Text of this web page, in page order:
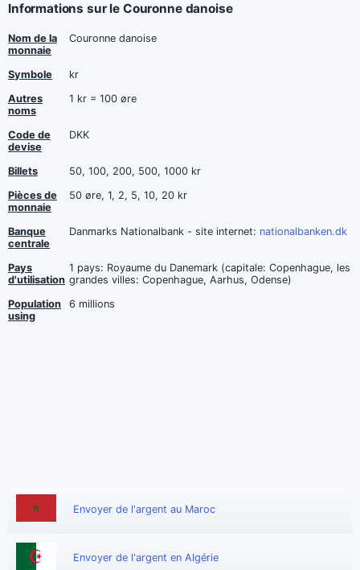
Informations sur le Couronne danoise
Nom de la
monnaie
Couronne danoise
Symbole
kr
Autres
noms
1 kr = 100 øre
Code de
devise
DKK
Billets
50, 100, 200, 500, 1000 kr
Pièces de
monnaie
50 øre, 1, 2, 5, 10, 20 kr
Banque
centrale
Danmarks Nationalbank - site internet: nationalbanken.dk
Pays
d'utilisation
1 pays: Royaume du Danemark (capitale: Copenhague, les
grandes villes: Copenhague, Aarhus, Odense)
Population
using
6 millions
Envoyer de l'argent au Maroc
Envoyer de l'argent en Algérie